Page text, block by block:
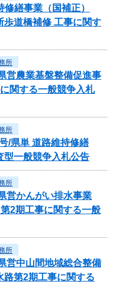
繕事業（国補正）
道橋補修 工事に関す
所
営農業基盤整備促進事
関する一般競争入札
所
/県単 道路維持修繕
型一般競争入札公告
所
営かんがい排水事業
2期工事に関する一般
所
営中山間地域総合整備
第2期工事に関する